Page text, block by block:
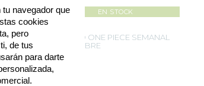
DE
EN STOCK
TORNEO ONE PIECE SEMANAL
CON SOBRE
8 €
21.00%
utilizan otras
nuestros
de usuario,
o
Pulse
para poder
y
navegador que
cookies
pero
de tus
para darte